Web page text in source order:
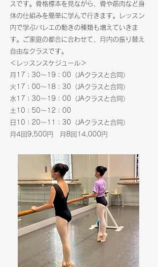
スです。骨格標本を見ながら、骨や筋肉など身
体の仕組みを簡単に学んで行きます。レッスン
内で学ぶバレエの動きの種類も増えていきま
す。
ご家庭の都合に合わせて、月内の振り替え
自由なクラスです。
＜レッスンスケジュール＞
月17：30～19：00（JAクラスと合同）
火17：00～18：30（JAクラスと合同）
水17：30～19：00（JAクラスと合同）
土10：50～12：00
日10：20～11：30（JAクラスと合同）
​月4回9,500円 月8回14,000円